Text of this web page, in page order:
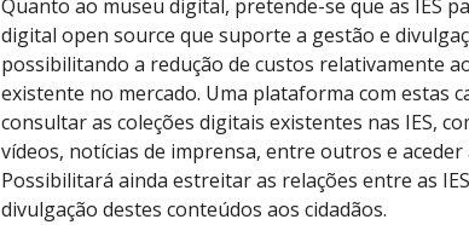
Quanto ao museu digital, pretende-se que as IES
digital open source que suporte a gestão e
possibilitando a redução de custos relativamente
existente no mercado. Uma plataforma com estas
consultar as coleções digitais existentes nas IES,
vídeos, notícias de imprensa, entre outros e
Possibilitará ainda estreitar as relações entre as
divulgação destes conteúdos aos cidadãos.